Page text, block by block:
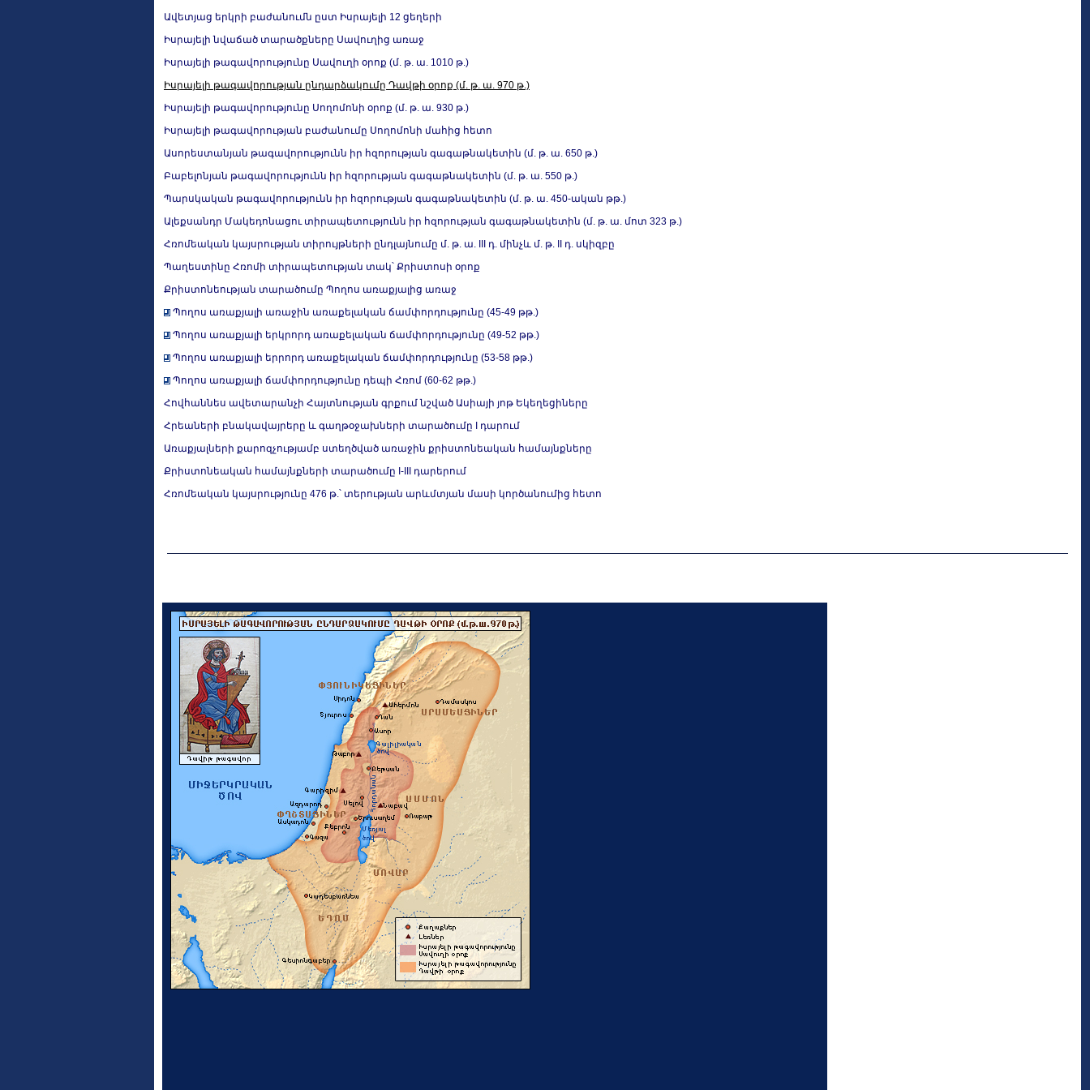
Ավետյաց երկրի բաժանումն ըստ Իսրայելի 12 ցեղերի
Իսրայելի նվաճած տարածքները Սավուղից առաջ
Իսրայելի թագավորությունը Սավուղի օրոք (մ. թ. ա. 1010 թ.)
Իսրայելի թագավորության ընդարձակումը Դավթի օրոք (մ. թ. ա. 970 թ.)
Իսրայելի թագավորությունը Սողոմոնի օրոք (մ. թ. ա. 930 թ.)
Իսրայելի թագավորության բաժանումը Սողոմոնի մահից հետո
Ասորեստանյան թագավորությունն իր հզորության գագաթնակետին (մ. թ. ա. 650 թ.)
Բաբելոնյան թագավորությունն իր հզորության գագաթնակետին (մ. թ. ա. 550 թ.)
Պարսկական թագավորությունն իր հզորության գագաթնակետին (մ. թ. ա. 450-ական թթ.)
Ալեքսանդր Մակեդոնացու տիրապետությունն իր հզորության գագաթնակետին (մ. թ. ա. մոտ 323 թ.)
Հռոմեական կայսրության տիրույթների ընդլայնումը մ. թ. ա. III դ. մինչև մ. թ. II դ. սկիզբը
Պաղեստինը Հռոմի տիրապետության տակ՝ Քրիստոսի օրոք
Քրիստոնեության տարածումը Պողոս առաքյալից առաջ
Պողոս առաքյալի առաջին առաքելական ճամփորդությունը (45-49 թթ.)
Պողոս առաքյալի երկրորդ առաքելական ճամփորդությունը (49-52 թթ.)
Պողոս առաքյալի երրորդ առաքելական ճամփորդությունը (53-58 թթ.)
Պողոս առաքյալի ճամփորդությունը դեպի Հռոմ (60-62 թթ.)
Հովհաննես ավետարանչի Հայտնության գրքում նշված Ասիայի յոթ Եկեղեցիները
Հրեաների բնակավայրերը և գաղթօջախների տարածումը I դարում
Առաքյալների քարոզչությամբ ստեղծված առաջին քրիստոնեական համայնքները
Քրիստոնեական համայնքների տարածումը I-III դարերում
Հռոմեական կայսրությունը 476 թ.՝ տերության արևմտյան մասի կործանումից հետո